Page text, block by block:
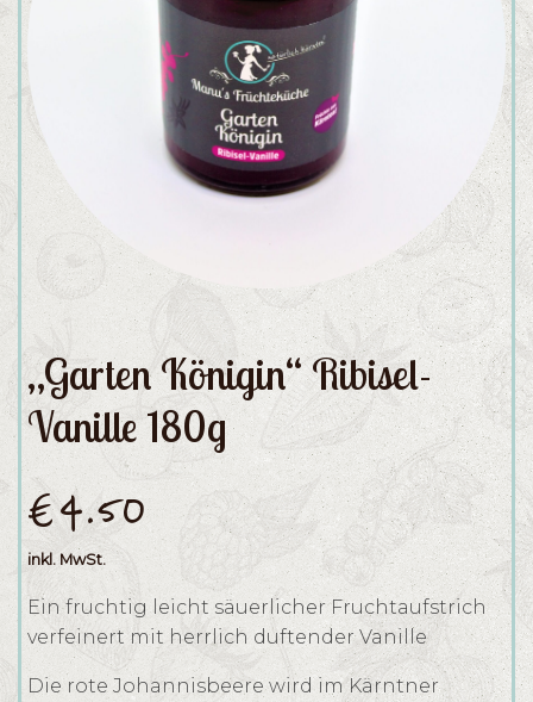
„Garten Königin“ Ribisel-
Vanille 180g
€4.50
inkl. MwSt.
Ein fruchtig leicht säuerlicher Fruchtaufstrich
verfeinert mit herrlich duftender Vanille
Die rote Johannisbeere wird im Kärntner